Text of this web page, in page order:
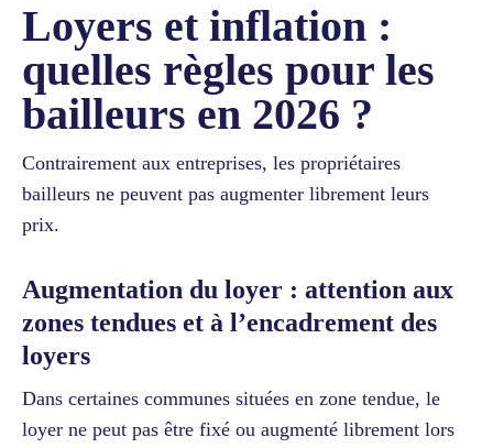
Loyers et inflation :
quelles règles pour les
bailleurs en 2026 ?
Contrairement aux entreprises, les propriétaires
bailleurs ne peuvent pas augmenter librement leurs
prix.
Augmentation du loyer : attention aux
zones tendues et à l’encadrement des
loyers
Dans certaines communes situées en zone tendue, le
loyer ne peut pas être fixé ou augmenté librement lors